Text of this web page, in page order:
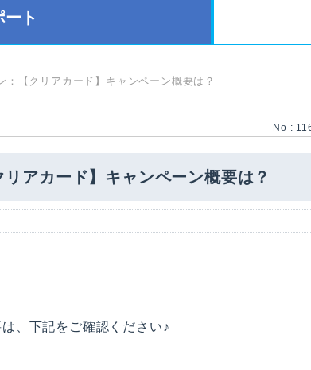
ト
：【クリアカード】キャンペーン概要は？
No :
アカード】キャンペーン概要は？
、下記をご確認ください♪